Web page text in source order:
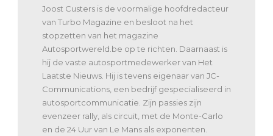
Joost Custers is de voormalige hoofdredacteur
van Turbo Magazine en besloot na het
stopzetten van het magazine
Autosportwereld.be op te richten. Daarnaast is
hij de vaste autosportmedewerker van Het
Laatste Nieuws. Hij is tevens eigenaar van JC-
Communications, een bedrijf gespecialiseerd in
autosportcommunicatie. Zijn passies zijn
evenzeer rally, als circuit, met de Monte-Carlo
en de 24 Uur van Le Mans als exponenten.